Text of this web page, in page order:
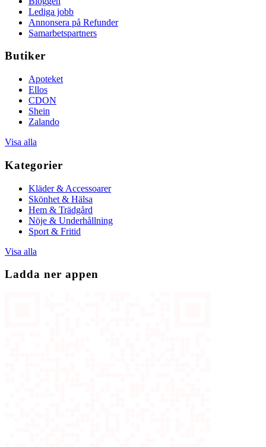
Lediga jobb
Annonsera på Refunder
Samarbetspartners
Butiker
Apoteket
Ellos
CDON
Shein
Zalando
Visa alla
Kategorier
Kläder & Accessoarer
Skönhet & Hälsa
Hem & Trädgård
Nöje & Underhållning
Sport & Fritid
Visa alla
Ladda ner appen